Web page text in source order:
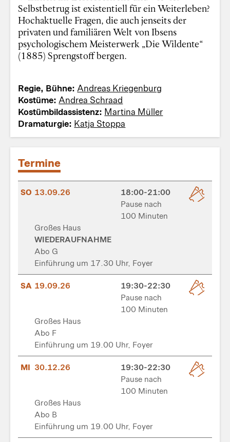
Selbstbetrug ist existentiell für ein Weiterleben?
Hochaktuelle Fragen, die auch jenseits der
privaten und familiären Welt von Ibsens
psychologischem Meisterwerk „Die Wildente“
(1885) Sprengstoff bergen.
Regie, Bühne:Andreas Kriegenburg
Kostüme:Andrea Schraad
Kostümbildassistenz: Martina Müller
Dramaturgie: Katja Stoppa
Termine
SO 13.09.26
18:00-21:00
Pause nach
100 Minuten
Großes Haus
WIEDERAUFNAHME
Abo G
Einführung um 17.30 Uhr, Foyer
SA 19.09.26
19:30-22:30
Pause nach
100 Minuten
Großes Haus
Abo F
Einführung um 19.00 Uhr, Foyer
MI 30.12.26
19:30-22:30
Pause nach
100 Minuten
Großes Haus
Abo B
Einführung um 19.00 Uhr, Foyer